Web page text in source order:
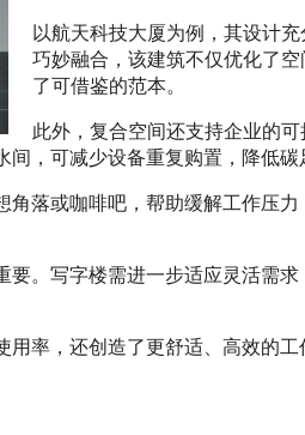
以航天科技大厦为例，其设计
巧妙融合，该建筑不仅优化了
了可借鉴的范本。
此外，复合空间还支持企业的
，可减少设备重复购置，降低碳
落或咖啡吧，帮助缓解工作压
。写字楼需进一步适应灵活需
率，还创造了更舒适、高效的